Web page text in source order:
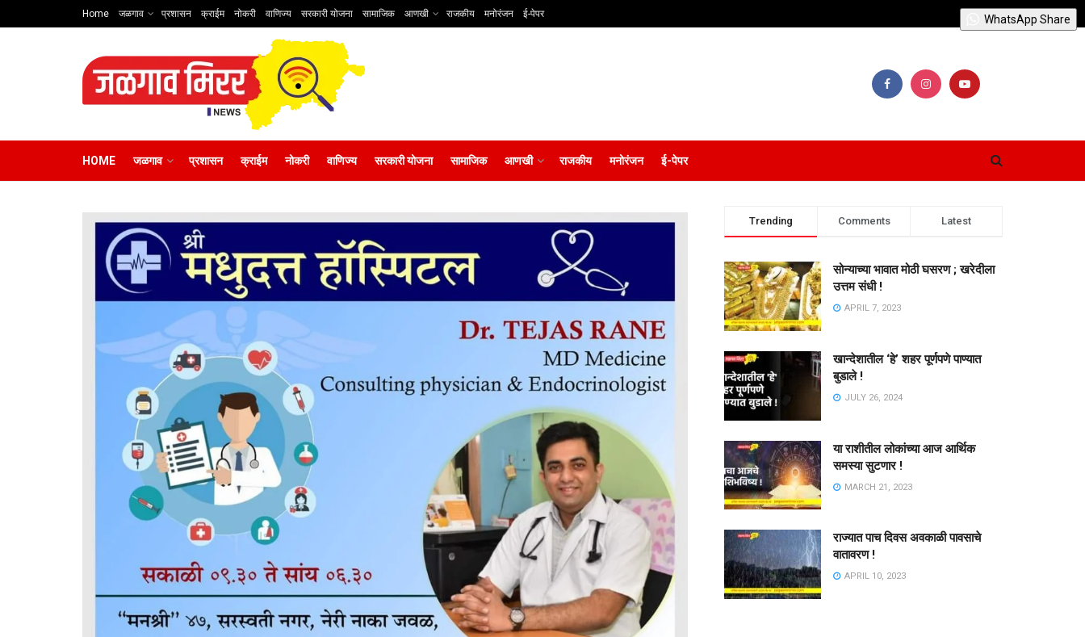
Home जळगाव प्रशासन क्राईम नोकरी वाणिज्य सरकारी योजना सामाजिक आणखी राजकीय मनोरंजन ई-पेपर
HOME जळगाव प्रशासन क्राईम नोकरी वाणिज्य सरकारी योजना सामाजिक आणखी राजकीय मनोरंजन ई-पेपर
Trending Comments Latest
सोन्याच्या भावात मोठी घसरण ; खरेदीला
उत्तम संधी !
APRIL 7, 2023
खान्देशातील ‘हे’ शहर पूर्णपणे पाण्यात
बुडाले !
JULY 26, 2024
या राशीतील लोकांच्या आज आर्थिक
समस्या सुटणार !
MARCH 21, 2023
राज्यात पाच दिवस अवकाळी पावसाचे
वातावरण !
APRIL 10, 2023
WhatsApp Share